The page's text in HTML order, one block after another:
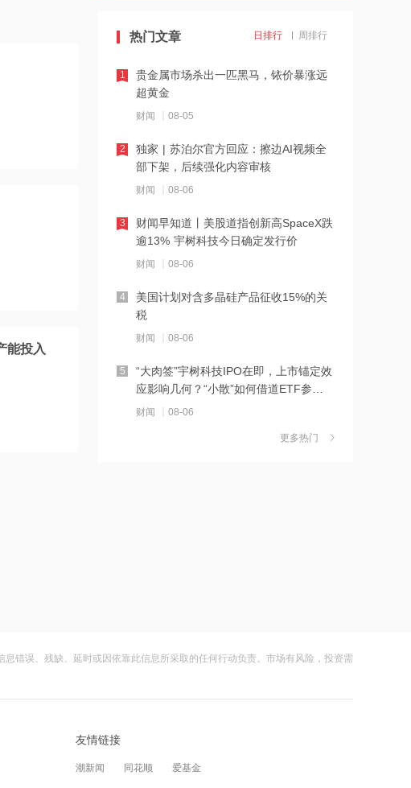
能投入
万股
19:43
美议员说美无休止战争都基于谎言 呼吁
美国“必须停止过度的军事开支”
19:42
梅卡曼德机器人港股IPO及境内未上市
股份“全流通”获中国证监会备案
19:40
佰维存储：控股子公司广东芯成汉奇拟
增资扩股引入投资者
19:36
Schroders PLC减持三一重工183.3万股
每股作价约20.79港元
19:36
阿里健康：将于9月2日派发末期股息每
股0.0687港元
年长期需求
明星产品蛋白粉获“优质蛋白质”评级，
热门文章 日排行 周排行
贵金属市场杀出一匹黑马，铱价暴涨远
超黄金
财闻 08-05
1
独家 | 苏泊尔官方回应：擦边AI视频全
部下架，后续强化内容审核
财闻 08-06
2
财闻早知道丨美股道指创新高SpaceX跌
逾13% 宇树科技今日确定发行价
财闻 08-06
3
美国计划对含多晶硅产品征收15%的关
税
财闻 08-06
4
“大肉签”宇树科技IPO在即，上市锚定效
应影响几何？“小散”如何借道ETF参
与？
财闻 08-06
5
茉莉奶白陷降薪罗生门，当事人称：公
大涨152%！哈啰、美团单车“好伙伴”登
10
更多热门
错误、残缺、延时或因依靠此信息所采取的任何行动负责。市场有风险，投资需
友情链接
潮新闻 同花顺 爱基金